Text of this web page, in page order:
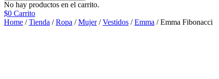
No hay productos en el carrito.
$0 Carrito
Home /Tienda /Ropa /Mujer/Vestidos /Emma / Emma Fibonacci